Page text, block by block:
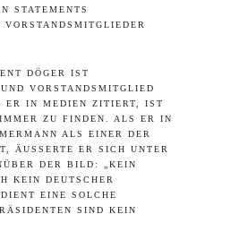
V
D
DÖGER IST
VORSTANDSMITGLIED
ER IN MEDIEN ZITIERT, IST
ZU FINDEN. ALS ER IN
ALS EINER DER
ÄUSSERTE ER SICH UNTER A
DER BILD : „KEIN
KEIN DEUTSCHER
EINE SOLCHE
SIND KEIN